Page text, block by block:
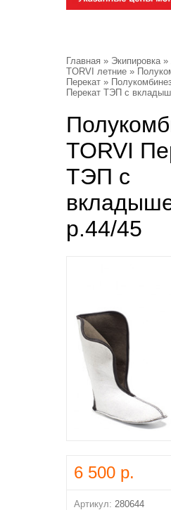
Главная » Экипировка»
TORVI летние »
Перекат »
Перекат ТЭП с
TORVI
ТЭП с
р.44/45
6 500 р.
Артикул: 280644